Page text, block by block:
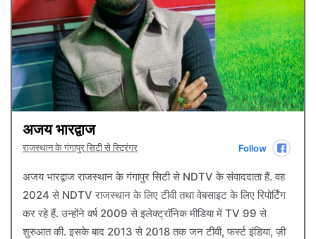
अजय भारद्वाज
राजस्थान के गंगापुर सिटी से स्ट्रिंगर Follow
अजय भारद्वाज राजस्थान के गंगापुर सिटी से NDTV के संवाददाता हैं. वह
2024 से NDTV राजस्थान के लिए टीवी तथा वेबसाइट के लिए रिपोर्टिंग
कर रहे हैं. उन्होंने वर्ष 2009 से इलेक्ट्रॉनिक मीडिया में TV 99 से
शुरुआत की. इसके बाद 2013 से 2018 तक जन टीवी, फर्स्ट इंडिया, ज़ी